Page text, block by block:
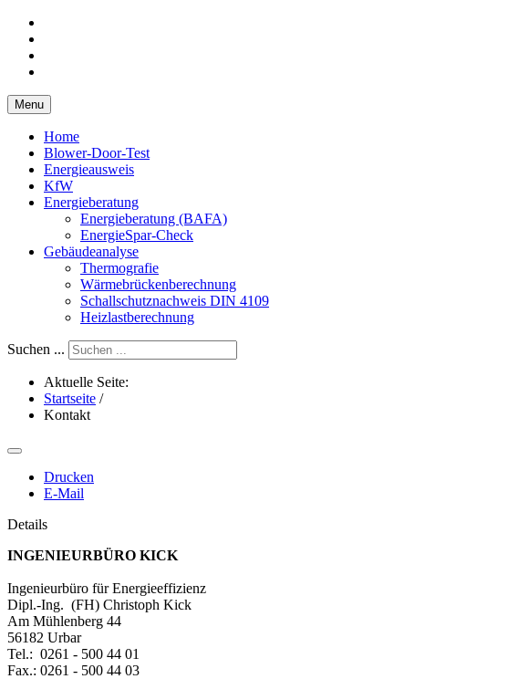
Menu
Home
Blower-Door-Test
Energieausweis
KfW
Energieberatung
Energieberatung (BAFA)
EnergieSpar-Check
Gebäudeanalyse
Thermografie
Wärmebrückenberechnung
Schallschutznachweis DIN 4109
Heizlastberechnung
Suchen ...
Aktuelle Seite:
Startseite /
Kontakt
Drucken
E-Mail
Details
INGENIEURBÜRO KICK
Ingenieurbüro für Energieeffizienz
Dipl.-Ing. (FH) Christoph Kick
Am Mühlenberg 44
56182 Urbar
Tel.: 0261 - 500 44 01
Fax.: 0261 - 500 44 03